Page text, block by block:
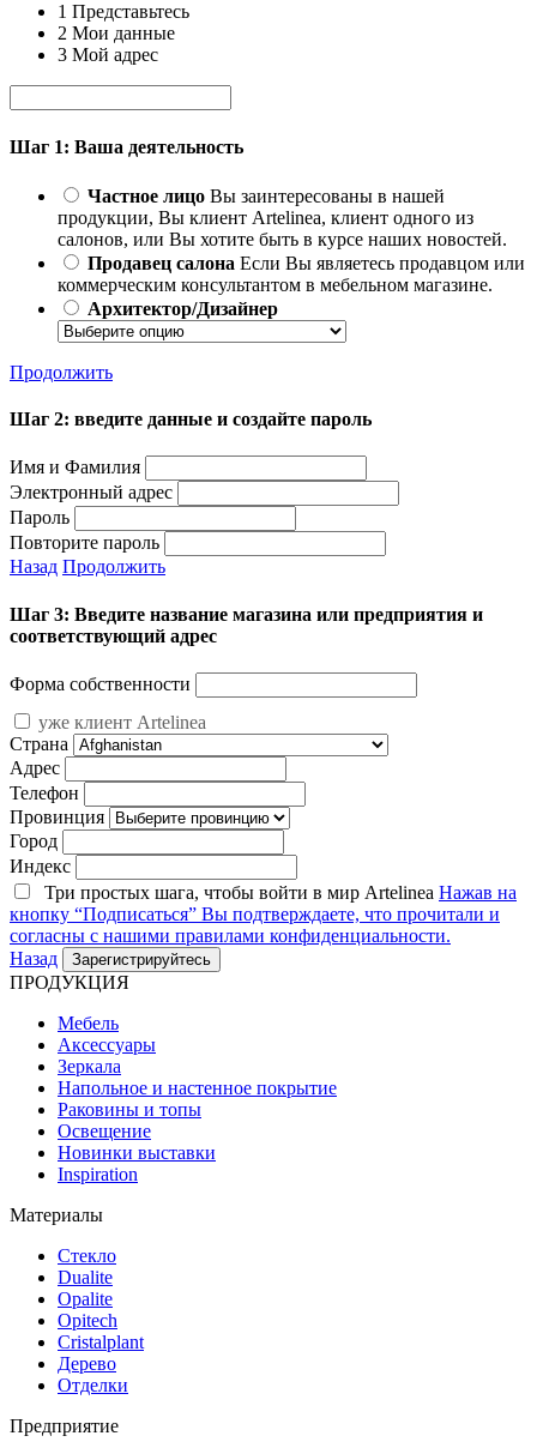
1 Представьтесь
2 Мои данные
3 Мой адрес
Шаг 1: Ваша деятельность
Частное лицо Вы заинтересованы в нашей
продукции, Вы клиент Artelinea, клиент одного из
салонов, или Вы хотите быть в курсе наших новостей.
Продавец салона Если Вы являетесь продавцом или
коммерческим консультантом в мебельном магазине.
Архитектор/Дизайнер
Продолжить
Шаг 2: введите данные и создайте пароль
Имя и Фамилия
Электронный адрес
Пароль
Повторите пароль
Назад Продолжить
Шаг 3: Введите название магазина или предприятия и
соответствующий адрес
Форма собственности
уже клиент Artelinea
Страна
Адрес
Телефон
Провинция
Город
Индекс
Три простых шага, чтобы войти в мир Artelinea Нажав на
кнопку “Подписаться” Вы подтверждаете, что прочитали и
согласны с нашими правилами конфиденциальности.
Назад
ПРОДУКЦИЯ
Мебель
Аксессуары
Зеркала
Напольное и настенное покрытие
Раковины и топы
Освещение
Hовинки выставки
Inspiration
Материалы
Стекло
Dualite
Opalite
Opitech
Cristalplant
Дерево
Отделки
Предприятие